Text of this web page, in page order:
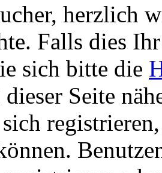
herzlich
Falls dies
sich bitte die
Seite